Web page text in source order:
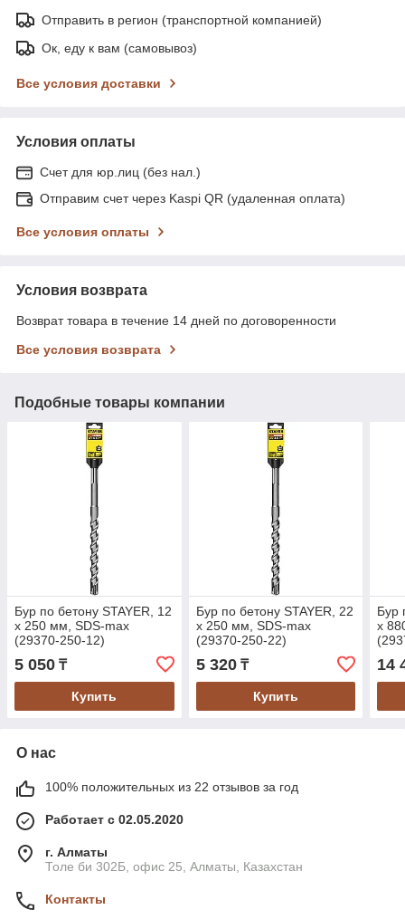
Отправить в регион (транспортной компанией)
Ок, еду к вам (самовывоз)
Все условия доставки
Условия оплаты
Счет для юр.лиц (без нал.)
Отправим счет через Kaspi QR (удаленная оплата)
Все условия оплаты
Условия возврата
Возврат товара в течение 14 дней по договоренности
Все условия возврата
Подобные товары компании
Бур по бетону STAYER, 12
х 250 мм, SDS-max
(29370-250-12)
5 050 ₸
Купить
Бур по бетону STAYER, 22
х 250 мм, SDS-max
(29370-250-22)
5 320₸
Купить
Бур
х
14
О нас
100% положительных из 22 отзывов за год
Работает с 02.05.2020
г. Алматы
Толе би 302Б, офис 25, Алматы, Казахстан
Контакты